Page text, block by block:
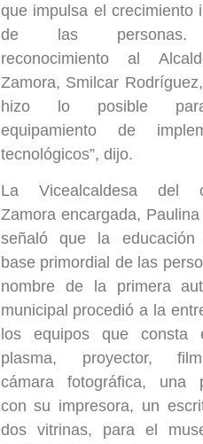
que impulsa el crecimiento
de las personas.
reconocimiento al
Zamora, Smilcar
hizo lo posible
equipamiento de
tecnológicos”, dijo.
La Vicealcaldesa del
Zamora encargada, Paulina
señaló que la
base primordial de las
nombre de la primera
municipal procedió a la
los equipos que consta
plasma, proyector,
cámara fotográfica, una
con su impresora, un
dos vitrinas, para el